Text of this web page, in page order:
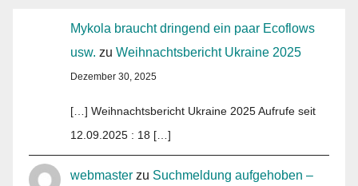
Mykola braucht dringend ein paar Ecoflows
usw. zu Weihnachtsbericht Ukraine 2025
Dezember 30, 2025
[…] Weihnachtsbericht Ukraine 2025 Aufrufe seit
12.09.2025 : 18 […]
webmaster zu Suchmeldung aufgehoben –